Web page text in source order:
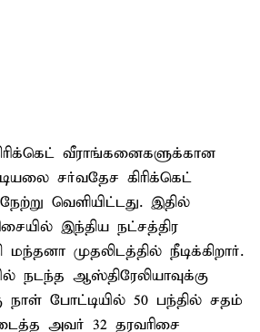
வீராங்கனைகளுக்கான
சர்வதேச கிரிக்கெட்
வெளியிட்டது. இதில்
இந்திய நட்சத்திர
முதலிடத்தில் நீடிக்கிறார்.
நடந்த ஆஸ்திரேலியாவுக்கு
நாள் போட்டியில் 50 பந்தில் சதம்
அவர் 32 தரவரிசை